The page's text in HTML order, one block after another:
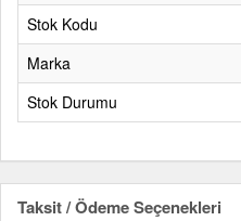
Stok Kodu
Marka
Stok Durumu
Taksit / Ödeme Seçenekleri